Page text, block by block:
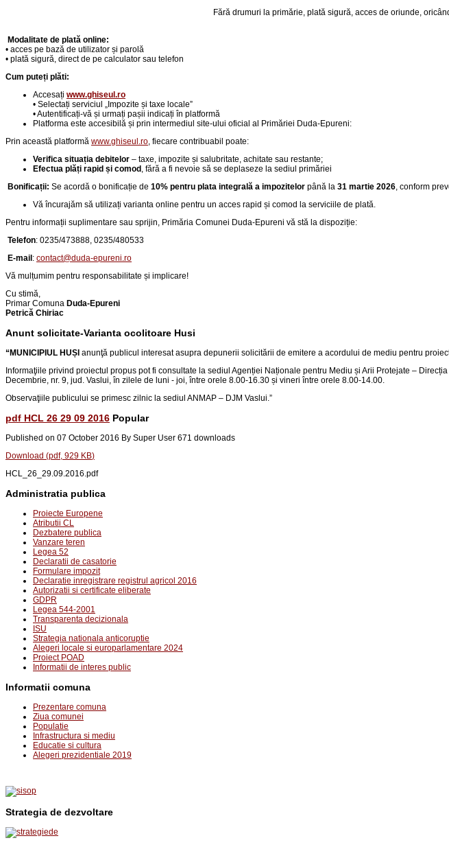
Fără drumuri la primărie, p lată sigură, acces de oriunde,
Modalitate de plată online:
• acces pe bază de utilizator și parolă
• plată sigură, direct de pe calculator sau telefon
Cum puteți plăti:
Accesați www.ghiseul.ro
• Selectați serviciul „Impozite și taxe locale”
• Autentificați-vă și urmați pașii indicați în platformă
Platforma este accesibilă și prin intermediul site-ului oficial al Primăriei Duda-Epureni:
Prin această platformă www.ghiseul.ro, fiecare contribuabil poate:
Verifica situația debitelor – taxe, impozite și salubritate, achitate sau restante;
Efectua plăți rapid și comod , fără a fi nevoie să se deplaseze la sediul primăriei
Bonificații: Se acordă o bonificație de 10% pentru plata integrală a impozitelor până la 31 martie 2026, conform
Vă încurajăm să utilizați varianta online pentru un acces rapid și comod la serviciile de plată.
Pentru informații suplimentare sau sprijin, Primăria Comunei Duda-Epureni vă stă la dispoziție:
Telefon: 0235/473888, 0235/480533
E-mail : contact@duda-epureni.ro
Vă mulțumim pentru responsabilitate și implicare!
Cu stimă,
Primar Comuna Duda-Epureni
Petrică Chiriac
Anunt solicitate-Varianta ocolitoare Husi
“MUNICIPIUL HUȘI anunţă publicul interesat asupra depunerii solicitării de emitere a acordului de mediu pentru
Informaţiile privind proiectul propus pot fi consultate la sediul Agenției Naționale pentru Mediu și Arii Protejate –
Decembrie, nr. 9, jud. Vaslui, în zilele de luni - joi, între orele 8.00-16.30 și vineri între orele 8.00-14.00.
Observaţiile publicului se primesc zilnic la sediul ANMAP – DJM Vaslui.”
pdf HCL 26 29 09 2016 Popular
Published on 07 October 2016 By Super User 671 downloads
Download (pdf, 929 KB)
HCL_26_29.09.2016.pdf
Administratia publica
Proiecte Europene
Atributii CL
Dezbatere publica
Vanzare teren
Legea 52
Declaratii de casatorie
Formulare impozit
Declaratie inregistrare registrul agricol 2016
Autorizatii si certificate eliberate
GDPR
Legea 544-2001
Transparenta decizionala
ISU
Strategia nationala anticoruptie
Alegeri locale si europarlamentare 2024
Proiect POAD
Informatii de interes public
Informatii comuna
Prezentare comuna
Ziua comunei
Populatie
Infrastructura si mediu
Educatie si cultura
Alegeri prezidentiale 2019
Strategia de dezvoltare